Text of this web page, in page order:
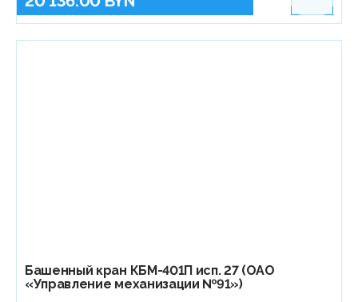
Башенный кран КБМ-401П исп. 27 (ОАО
«Управление механизации №91»)